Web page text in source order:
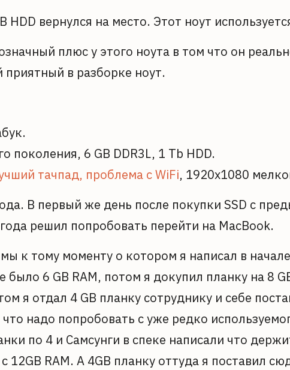
HDD вернулся на место. Этот ноут
плюс у этого ноута в том что он
в разборке ноут.
поколения, 6 GB DDR3L, 1 Tb HDD.
тачпад, проблема с WiFi, 1920x1080
В первый же день после покупки SSD с
решил попробовать перейти на MacBook.
к тому моменту о котором я написал в
было 6 GB RAM, потом я докупил планку на 8
я отдал 4 GB планку сотруднику и себе
надо попробовать с уже редко
по 4 и Самсунги в спеке написали что
12GB RAM. А 4GB планку оттуда я поставил